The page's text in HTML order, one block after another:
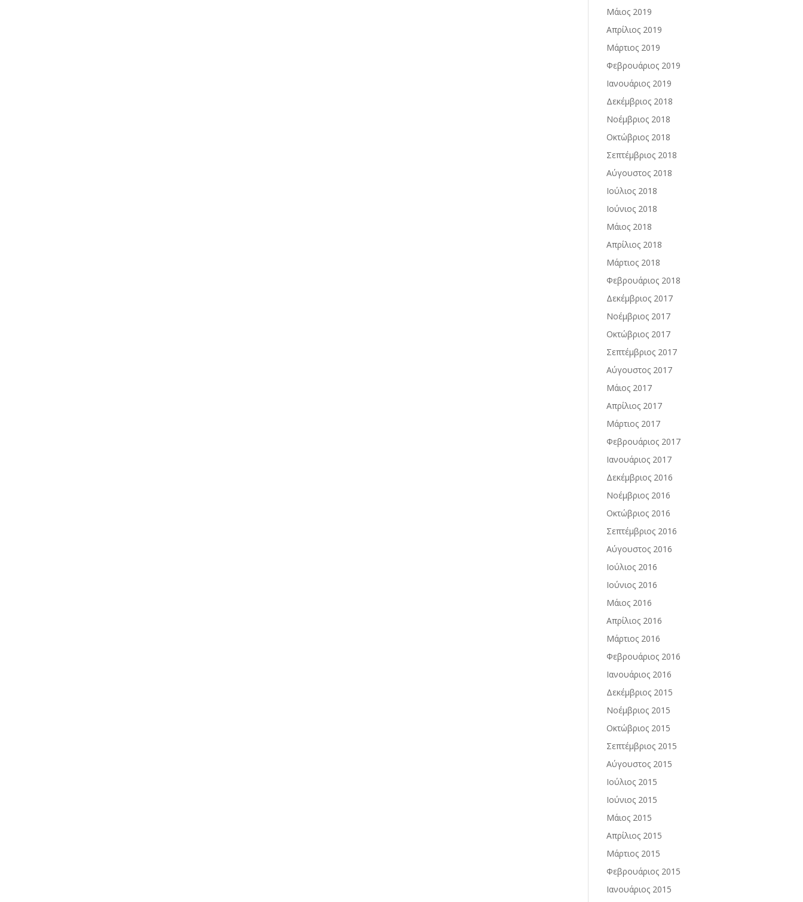
Μάιος 2019
Απρίλιος 2019
Μάρτιος 2019
Φεβρουάριος 2019
Ιανουάριος 2019
Δεκέμβριος 2018
Νοέμβριος 2018
Οκτώβριος 2018
Σεπτέμβριος 2018
Αύγουστος 2018
Ιούλιος 2018
Ιούνιος 2018
Μάιος 2018
Απρίλιος 2018
Μάρτιος 2018
Φεβρουάριος 2018
Δεκέμβριος 2017
Νοέμβριος 2017
Οκτώβριος 2017
Σεπτέμβριος 2017
Αύγουστος 2017
Μάιος 2017
Απρίλιος 2017
Μάρτιος 2017
Φεβρουάριος 2017
Ιανουάριος 2017
Δεκέμβριος 2016
Νοέμβριος 2016
Οκτώβριος 2016
Σεπτέμβριος 2016
Αύγουστος 2016
Ιούλιος 2016
Ιούνιος 2016
Μάιος 2016
Απρίλιος 2016
Μάρτιος 2016
Φεβρουάριος 2016
Ιανουάριος 2016
Δεκέμβριος 2015
Νοέμβριος 2015
Οκτώβριος 2015
Σεπτέμβριος 2015
Αύγουστος 2015
Ιούλιος 2015
Ιούνιος 2015
Μάιος 2015
Απρίλιος 2015
Μάρτιος 2015
Φεβρουάριος 2015
Ιανουάριος 2015